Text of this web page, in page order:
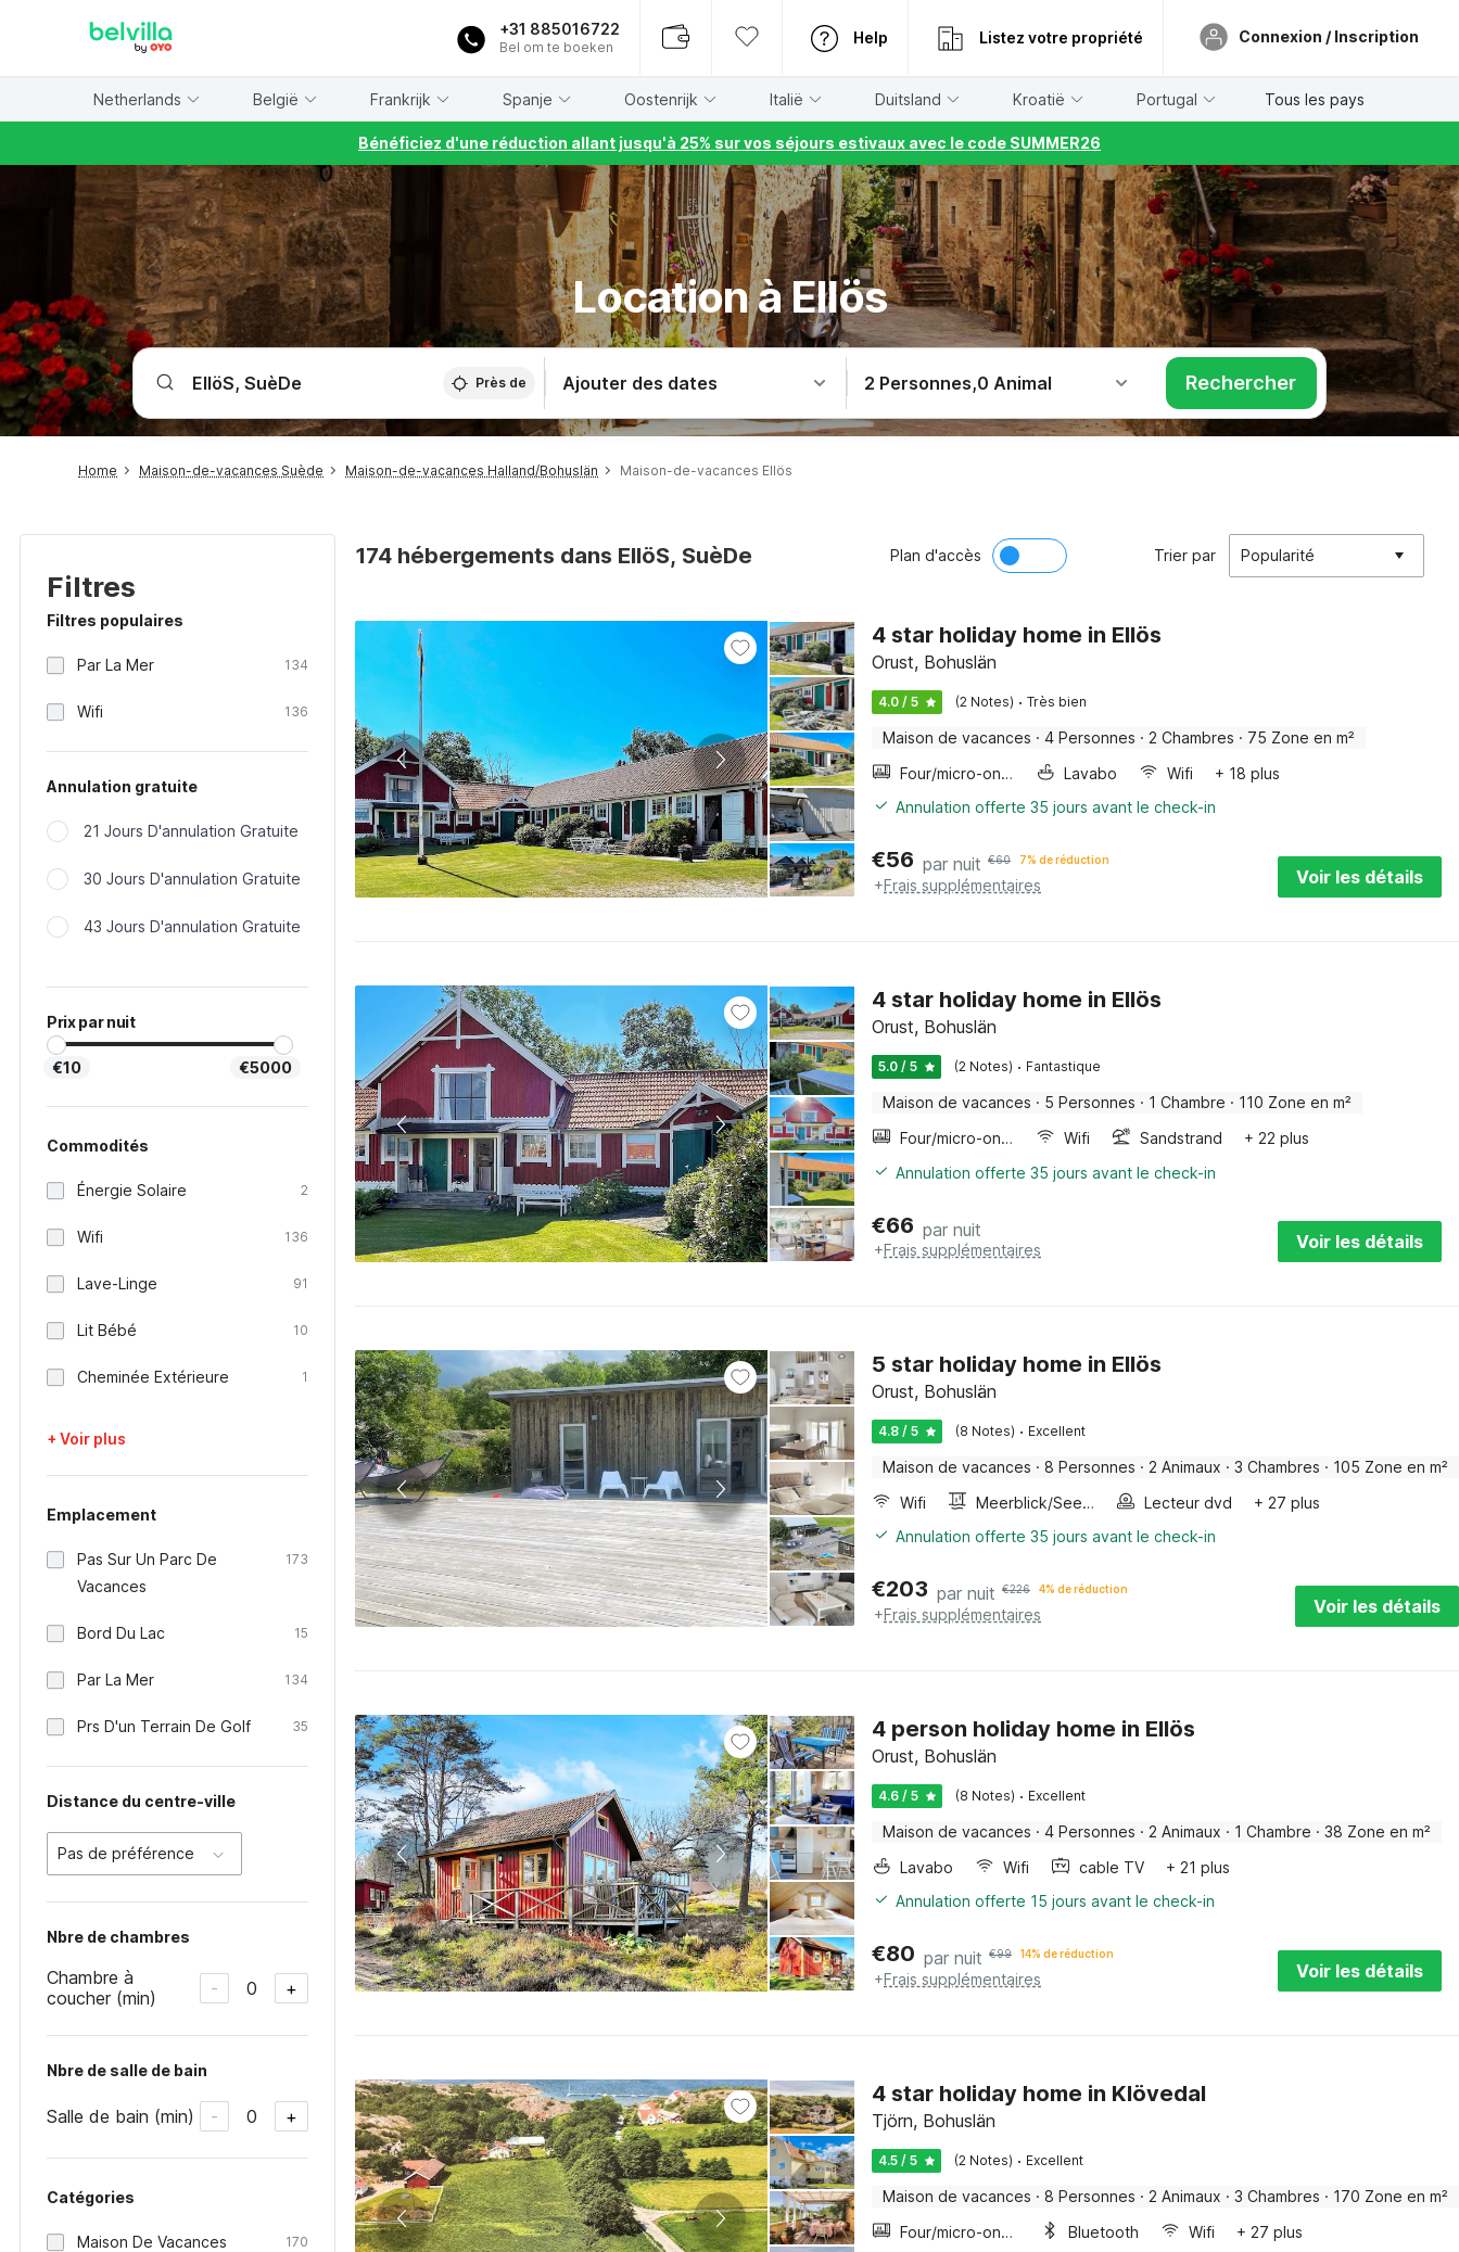
+31 885016722
Bel om te boeken
Help Listez votre propriété Connexion / Inscription
Netherlands België Frankrijk Spanje Oostenrijk Italië Duitsland Kroatië Portugal Tous les pays
Bénéficiez d'une réduction allant jusqu'à 25% sur vos séjours estivaux avec le code SUMMER26
Location à Ellös
Près de Ajouter des dates 2 Personnes,0 Animal Rechercher
Home Maison-de-vacances Suède Maison-de-vacances Halland/Bohuslän Maison-de-vacances Ellös
Filtres
Filtres populaires
Par La Mer 134
Wifi 136
Annulation gratuite
21 Jours D'annulation Gratuite
30 Jours D'annulation Gratuite
43 Jours D'annulation Gratuite
Prix par nuit
€10 €5000
Commodités
Énergie Solaire 2
Wifi 136
Lave-Linge 91
Lit Bébé 10
Cheminée Extérieure 1
+ Voir plus
Emplacement
Pas Sur Un Parc De
Vacances
173
Bord Du Lac 15
Par La Mer 134
Prs D'un Terrain De Golf 35
Distance du centre-ville
Pas de préférence
Nbre de chambres
Chambre à
coucher (min)
- 0 +
Nbre de salle de bain
Salle de bain (min) - 0 +
Catégories
Maison De Vacances 170
174 hébergements dans EllöS, SuèDe Plan d'accès Trier par Popularité
4 star holiday home in Ellös
Orust, Bohuslän
4.0 / 5 (2 Notes) · Très bien
Maison de vacances · 4 Personnes · 2 Chambres · 75 Zone en m²
Four/micro-onde combinés
Lavabo Wifi
+ 18 plus
Annulation offerte 35 jours avant le check-in
€56 par nuit €60 7% de réduction
+Frais supplémentaires Voir les détails
4 star holiday home in Ellös
Orust, Bohuslän
5.0 / 5 (2 Notes) · Fantastique
Maison de vacances · 5 Personnes · 1 Chambre · 110 Zone en m²
Four/micro-onde combinés
Wifi Sandstrand
+ 22 plus
Annulation offerte 35 jours avant le check-in
€66 par nuit
+Frais supplémentaires Voir les détails
5 star holiday home in Ellös
Orust, Bohuslän
4.8 / 5 (8 Notes) · Excellent
Maison de vacances · 8 Personnes · 2 Animaux · 3 Chambres · 105 Zone en m²
Wifi
Meerblick/Seeblick Lecteur dvd
+ 27 plus
Annulation offerte 35 jours avant le check-in
€203 par nuit €226 4% de réduction
+Frais supplémentaires Voir les détails
4 person holiday home in Ellös
Orust, Bohuslän
4.6 / 5 (8 Notes) · Excellent
Maison de vacances · 4 Personnes · 2 Animaux · 1 Chambre · 38 Zone en m²
Lavabo
Wifi cable TV
+ 21 plus
Annulation offerte 15 jours avant le check-in
€80 par nuit €99 14% de réduction
+Frais supplémentaires Voir les détails
4 star holiday home in Klövedal
Tjörn, Bohuslän
4.5 / 5 (2 Notes) · Excellent
Maison de vacances · 8 Personnes · 2 Animaux · 3 Chambres · 170 Zone en m²
Four/micro-onde combinés
Bluetooth Wifi
+ 27 plus